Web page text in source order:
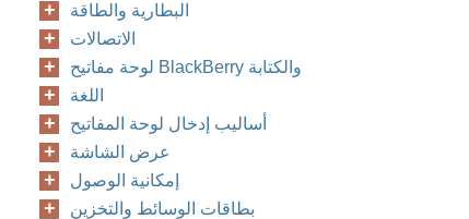
البطارية والطاقة
الاتصالات
لوحة مفاتيح BlackBerry والكتابة
اللغة
أساليب إدخال لوحة المفاتيح
عرض الشاشة
إمكانية الوصول
بطاقات الوسائط والتخزين